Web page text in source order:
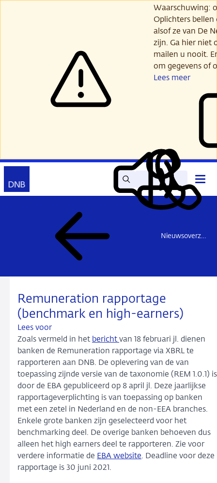
Waarschuwing:
Oplichters
alsof ze van De
zijn. Ga hier niet
mailen u nooit.
om gegevens of
Lees meer
Zoek Lees
voor
Mijn
DNB
Contact
Nieuwsoverzicht
Remuneration rapportage
(benchmark en high-earners)
Lees voor
Zoals vermeld in het bericht van 18 februari jl. dienen
banken de Remuneration rapportage via XBRL te
rapporteren aan DNB. De oplevering van de van
toepassing zijnde versie van de taxonomie (REM 1.0.1) is
door de EBA gepubliceerd op 8 april jl. Deze jaarlijkse
rapportageverplichting is van toepassing op banken
met een zetel in Nederland en de non-EEA branches.
Enkele grote banken zijn geselecteerd voor het
benchmarking deel. De overige banken behoeven dus
alleen het high earners deel te rapporteren. Zie voor
verdere informatie de EBA website. Deadline voor deze
rapportage is 30 juni 2021.